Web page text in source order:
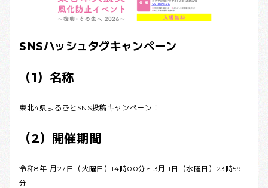
SNSハッシュタグキャンペーン
（1）名称
東北4県まるごとSNS投稿キャンペーン！
（2）開催期間
令和8年1月27日（火曜日）14時00分～3月11日（水曜日）23時59
分